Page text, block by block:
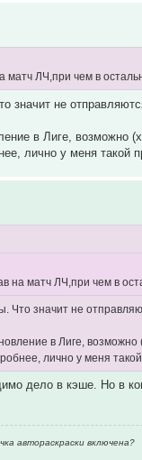
матч ЛЧ,при чем в
значит не
в Лиге, возможно
лично у меня такой
на матч ЛЧ,при чем в
Что значит не
в Лиге,
лично у меня
дело в кэше. Но в
автораскраски включена?